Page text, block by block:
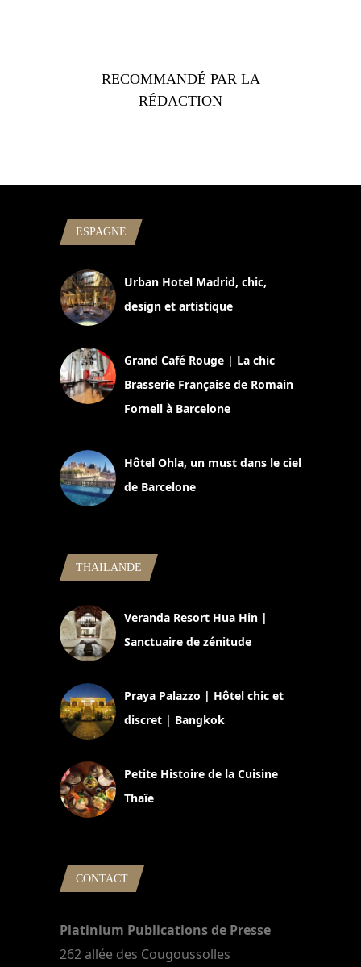
RECOMMANDÉ PAR LA
RÉDACTION
ESPAGNE
Urban Hotel Madrid, chic,
design et artistique
Grand Café Rouge | La chic
Brasserie Française de Romain
Fornell à Barcelone
Hôtel Ohla, un must dans le ciel
de Barcelone
THAILANDE
Veranda Resort Hua Hin |
Sanctuaire de zénitude
Praya Palazzo | Hôtel chic et
discret | Bangkok
Petite Histoire de la Cuisine
Thaïe
CONTACT
Platinium Publications de Presse
262 allée des Cougoussolles